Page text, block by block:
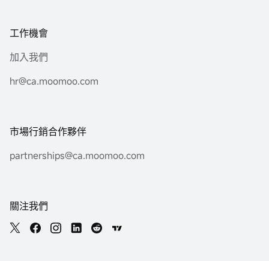
工作機會
加入我們
hr@ca.moomoo.com
市場行銷合作夥伴
partnerships@ca.moomoo.com
關注我們